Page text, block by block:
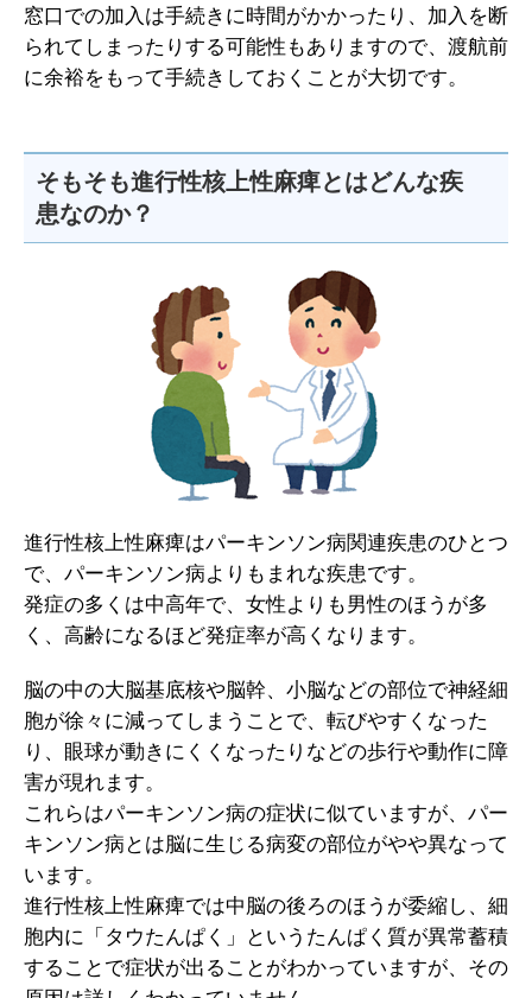
窓口での加入は手続きに時間がかかったり、加入を断
られてしまったりする可能性もありますので、渡航前
に余裕をもって手続きしておくことが大切です。
そもそも進行性核上性麻痺とはどんな疾
患なのか？
進行性核上性麻痺はパーキンソン病関連疾患のひとつ
で、パーキンソン病よりもまれな疾患です。
発症の多くは中高年で、女性よりも男性のほうが多
く、高齢になるほど発症率が高くなります。
脳の中の大脳基底核や脳幹、小脳などの部位で神経細
胞が徐々に減ってしまうことで、転びやすくなった
り、眼球が動きにくくなったりなどの歩行や動作に障
害が現れます。
これらはパーキンソン病の症状に似ていますが、パー
キンソン病とは脳に生じる病変の部位がやや異なって
います。
進行性核上性麻痺では中脳の後ろのほうが委縮し、細
胞内に「タウたんぱく」というたんぱく質が異常蓄積
することで症状が出ることがわかっていますが、その